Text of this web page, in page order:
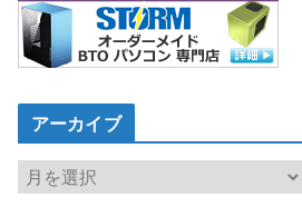
アーカイブ
ア
ー